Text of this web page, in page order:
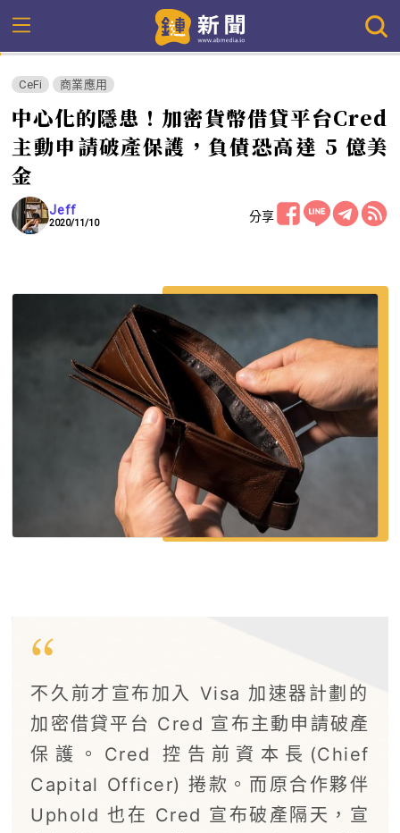
CeFi 商業應用
中心化的隱患！加密貨幣借貸平台Cred
主動申請破產保護，負債恐高達 5 億美
金
Jeff
2020/11/10 分享
不久前才宣布加入 Visa 加速器計劃的
加密借貸平台 Cred 宣布主動申請破產
保護。Cred 控告前資本長(Chief
Capital Officer) 捲款。而原合作夥伴
Uphold 也在 Cred 宣布破產隔天，宣